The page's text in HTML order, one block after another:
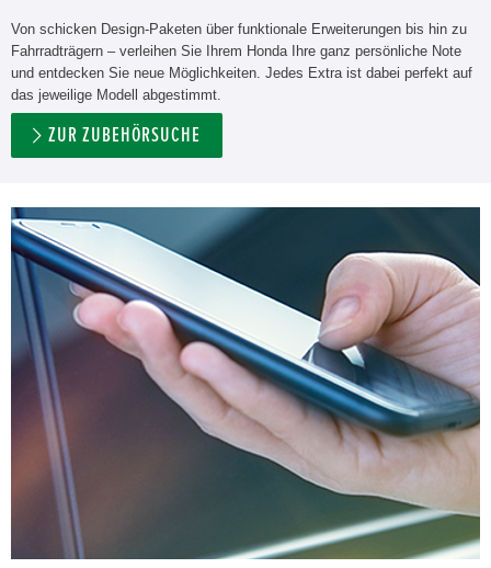
Von schicken Design-Paketen über funktionale Erweiterungen bis hin zu
Fahrradträgern – verleihen Sie Ihrem Honda Ihre ganz persönliche Note
und entdecken Sie neue Möglichkeiten. Jedes Extra ist dabei perfekt auf
das jeweilige Modell abgestimmt.
ZUR ZUBEHÖRSUCHE